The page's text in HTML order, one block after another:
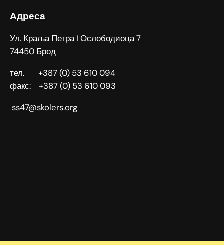
Адреса
Ул. Краља Петра I Ослободиоца 7
74450 Брод
тел. +387 (0) 53 610 094
факс: +387 (0) 53 610 093
ss47@skolers.org